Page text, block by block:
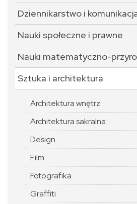
Dziennikarstwo i
Nauki społeczne i prawne
Nauki matematyczno-
Sztuka i architektura
Architektura wnętrz
Architektura sakralna
Design
Film
Fotografika
Graffiti